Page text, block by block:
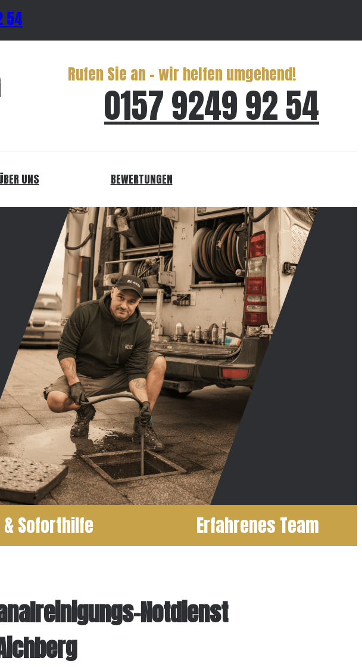
54
Rufen Sie an – wir helfen umgehend!
0157 9249 92 54
UNS BEWERTUNGEN
Soforthilfe Erfahrenes Team
Notdienst